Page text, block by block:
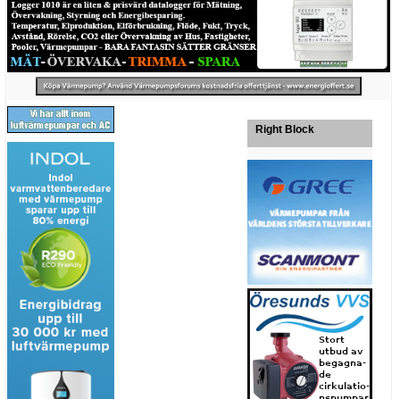
Right Block